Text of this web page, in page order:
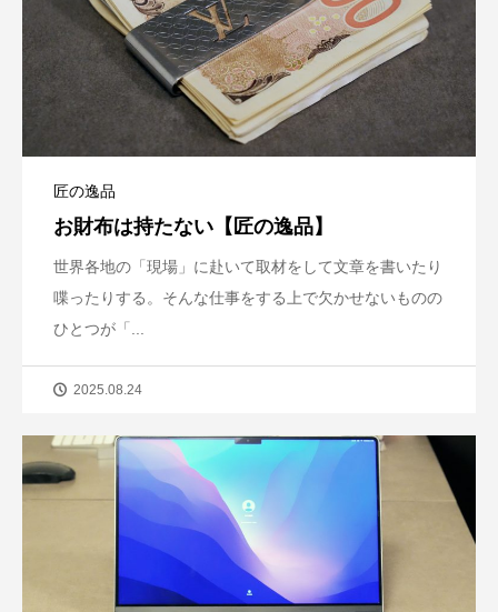
匠の逸品
お財布は持たない【匠の逸品】
世界各地の「現場」に赴いて取材をして文章を書いたり
喋ったりする。そんな仕事をする上で欠かせないものの
ひとつが「...
2025.08.24